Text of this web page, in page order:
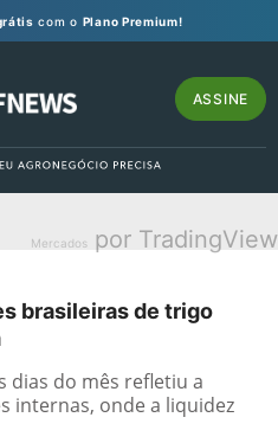
com o Plano Premium!
ASSINE
Mercados por TradingView
brasileiras de trigo
dias do mês refletiu a
internas, onde a liquidez